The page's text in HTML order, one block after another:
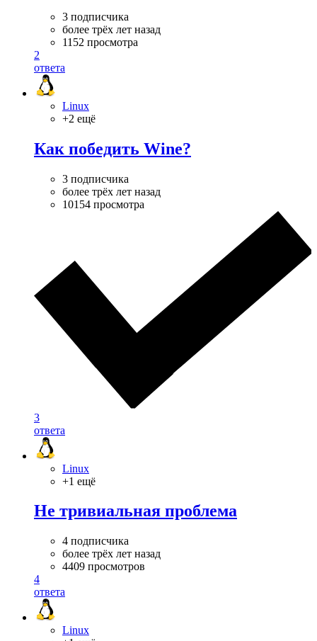
3 подписчика
более трёх лет назад
1152 просмотра
2
ответа
Linux
+2 ещё
Как победить Wine?
3 подписчика
более трёх лет назад
10154 просмотра
3
ответа
Linux
+1 ещё
Не тривиальная проблема
4 подписчика
более трёх лет назад
4409 просмотров
4
ответа
Linux